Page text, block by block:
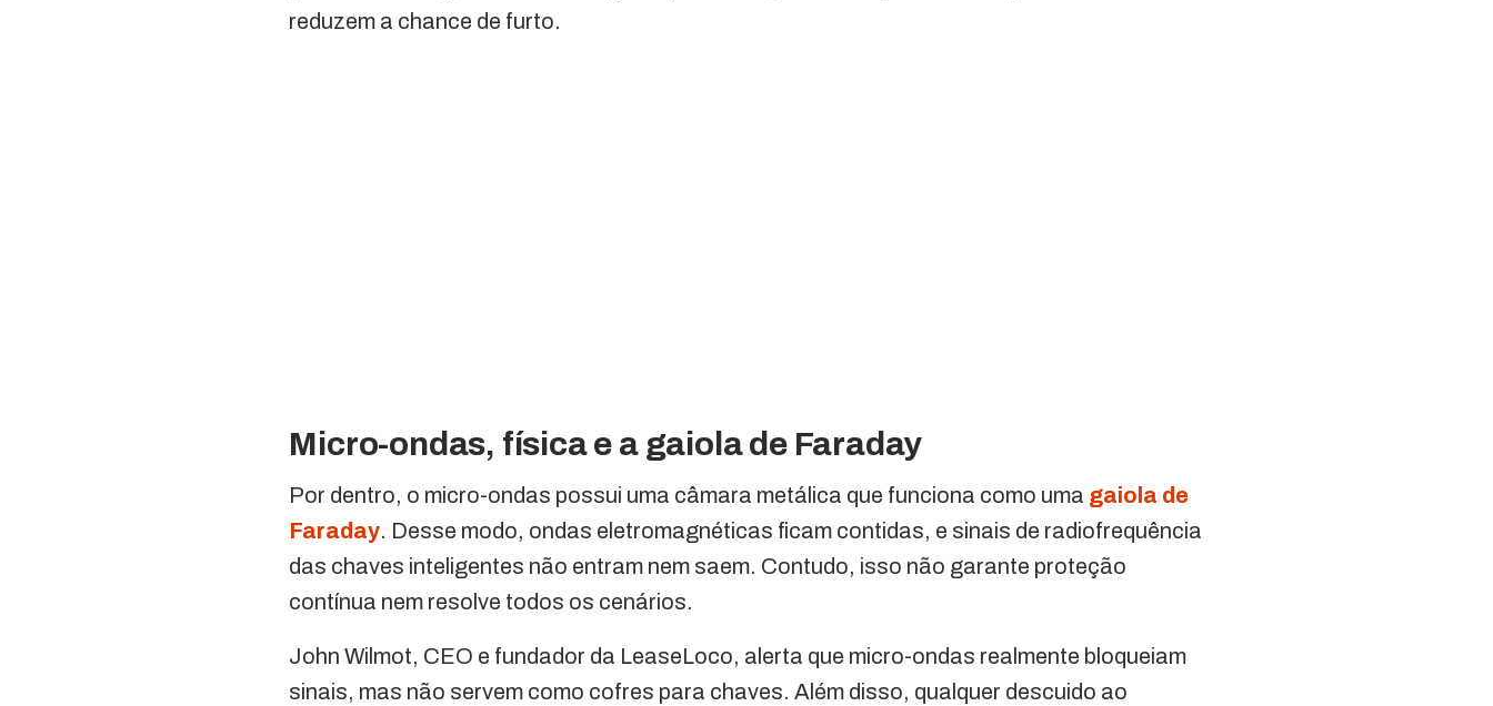
reduzem a chance de furto.
Micro-ondas, física e a gaiola de Faraday
Por dentro, o micro-ondas possui uma câmara metálica que funciona como uma gaiola de
Faraday. Desse modo, ondas eletromagnéticas ficam contidas, e sinais de radiofrequência
das chaves inteligentes não entram nem saem. Contudo, isso não garante proteção
contínua nem resolve todos os cenários.
John Wilmot, CEO e fundador da LeaseLoco, alerta que micro-ondas realmente bloqueiam
sinais, mas não servem como cofres para chaves. Além disso, qualquer descuido ao